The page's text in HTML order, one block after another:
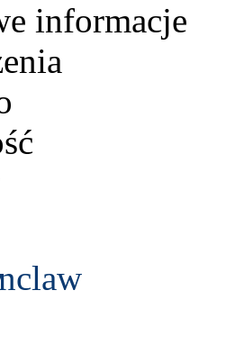
informacje